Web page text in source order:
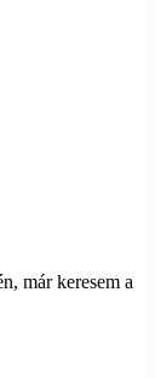
már keresem a